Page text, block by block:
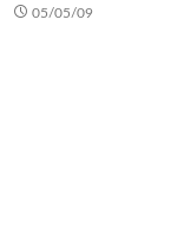
05/05/09